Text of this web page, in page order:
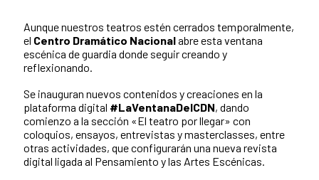
Aunque nuestros teatros estén cerrados temporalmente,
el Centro Dramático Nacionalabre esta ventana
escénica de guardia donde seguir creando y
reflexionando.
Se inauguran nuevos contenidos y creaciones en la
plataforma digital #LaVentanaDelCDN, dando
comienzo a la sección «El teatro por llegar» con
coloquios, ensayos, entrevistas y masterclasses, entre
otras actividades, que configurarán una nueva revista
digital ligada al Pensamiento y las Artes Escénicas.